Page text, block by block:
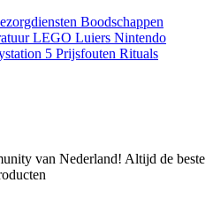
Boodschappen
LEGO Luiers Nintendo
5 Prijsfouten Rituals
van Nederland! Altijd de beste